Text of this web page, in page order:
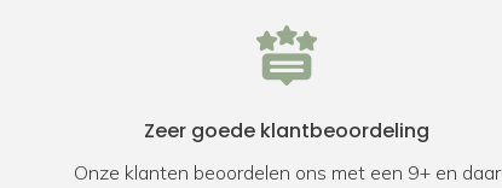
Zeer goede klantbeoordeling
Onze klanten beoordelen ons met een 9+ en daar